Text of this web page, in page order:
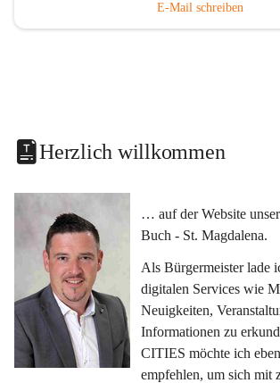
E-Mail schreiben
Herzlich willkommen
… auf der Website
Buch - St. Magdalena.
Als Bürgermeister lade
digitalen Services wie
Neuigkeiten,
Informationen zu
CITIES möchte ich
empfehlen, um sich mit